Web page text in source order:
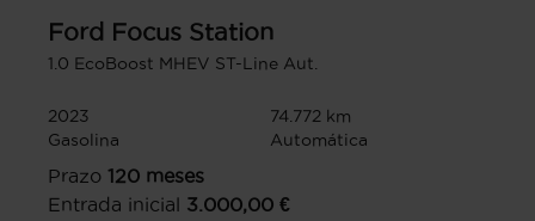
Ford Focus Station
1.0 EcoBoost MHEV ST-Line Aut.
2023
74.772 km
Gasolina
Automática
Prazo 120 meses
Entrada inicial 3.000,00 €